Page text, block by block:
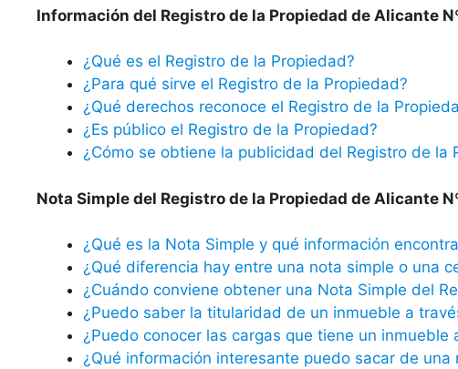
Información del Registro de la Propiedad de Alicante
¿Qué es el Registro de la Propiedad?
¿Para qué sirve el Registro de la Propiedad?
¿Qué derechos reconoce el Registro de la
¿Es público el Registro de la Propiedad?
¿Cómo se obtiene la publicidad del Registro de la
Nota Simple del Registro de la Propiedad de Alicante
¿Qué es la Nota Simple y qué información
¿Qué diferencia hay entre una nota simple o una
¿Cuándo conviene obtener una Nota Simple del
¿Puedo saber la titularidad de un inmueble a
¿Puedo conocer las cargas que tiene un inmueble
¿Qué información interesante puedo sacar de una